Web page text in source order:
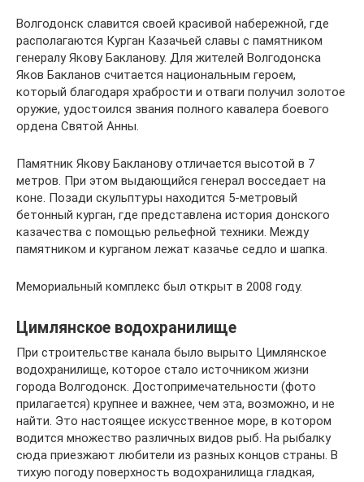
Волгодонск славится своей красивой набережной, где
располагаются Курган Казачьей славы с памятником
генералу Якову Бакланову. Для жителей Волгодонска
Яков Бакланов считается национальным героем,
который благодаря храбрости и отваги получил золотое
оружие, удостоился звания полного кавалера боевого
ордена Святой Анны.
Памятник Якову Бакланову отличается высотой в 7
метров. При этом выдающийся генерал восседает на
коне. Позади скульптуры находится 5-метровый
бетонный курган, где представлена история донского
казачества с помощью рельефной техники. Между
памятником и курганом лежат казачье седло и шапка.
Мемориальный комплекс был открыт в 2008 году.
Цимлянское водохранилище
При строительстве канала было вырыто Цимлянское
водохранилище, которое стало источником жизни
города Волгодонск. Достопримечательности (фото
прилагается) крупнее и важнее, чем эта, возможно, и не
найти. Это настоящее искусственное море, в котором
водится множество различных видов рыб. На рыбалку
сюда приезжают любители из разных концов страны. В
тихую погоду поверхность водохранилища гладкая,